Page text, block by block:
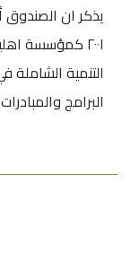
يذكر ان
٢٠٠١ كمؤسسة
التنمية
البرامج